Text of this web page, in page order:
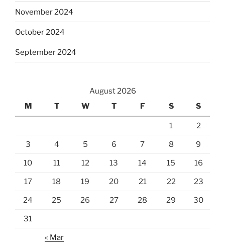
November 2024
October 2024
September 2024
August 2026
M
T W T F S S
1 2
3 4 5 6 7 8 9
10 11 12 13 14 15 16
17 18 19 20 21 22 23
24 25 26 27 28 29 30
31
« Mar